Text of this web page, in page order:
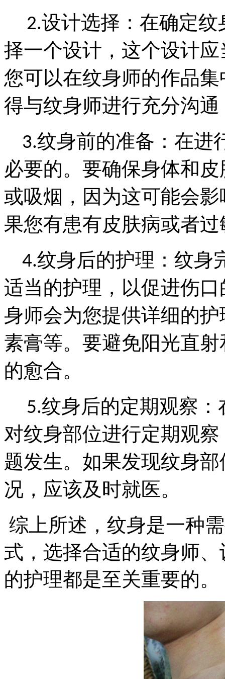
2.设计选择：在确定
择一个设计，这个设计
您可以在纹身师的作品
得与纹身师进行充分沟
3.纹身前的准备：在进
必要的。要确保身体和
或吸烟，因为这可能会
果您有患有皮肤病或者
4.纹身后的护理：纹身
适当的护理，以促进伤
身师会为您提供详细的
素膏等。要避免阳光直
的愈合。
5.纹身后的定期观察
对纹身部位进行定期观
题发生。如果发现纹身
况，应该及时就医。
综上所述，纹身是一种
式，选择合适的纹身师
的护理都是至关重要的。